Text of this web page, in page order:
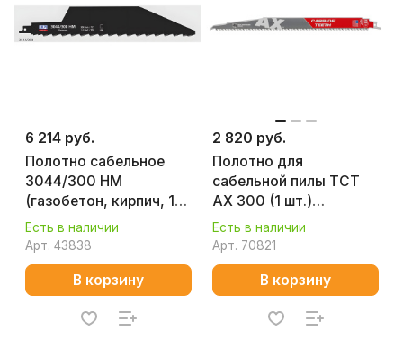
6 214 руб.
Полотно сабельное
3044/300 НМ
(газобетон, кирпич, 1
шт.) WILPU
1653000001
Есть в наличии
Арт. 43838
В корзину
2 820 руб.
Полотно для
сабельной пилы TCT
AX 300 (1 шт.)
MILWAUKEE 48005227
Есть в наличии
Арт. 70821
В корзину